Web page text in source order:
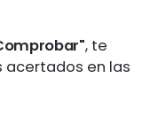
, te
en las